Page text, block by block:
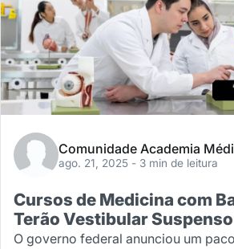
Comunidade Academia
ago. 21, 2025 - 3 min de leitura
Cursos de Medicina com
Terão Vestibular Suspenso
O governo federal anunciou um